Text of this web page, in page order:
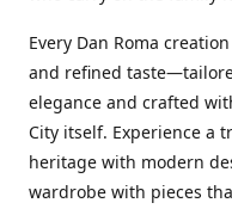
Every Dan Roma
and refined
elegance and crafted
City itself. Experience a
heritage with modern
wardrobe with pieces